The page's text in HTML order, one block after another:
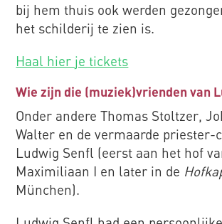
bij hem thuis ook werden
het schilderij te zien is.
Haal hier je tickets
Wie zijn die (muziek)vrienden van
Onder andere Thomas Stoltzer,
Walter en de vermaarde priester-
Ludwig Senfl (eerst aan het hof
Maximiliaan I en later in de
München).